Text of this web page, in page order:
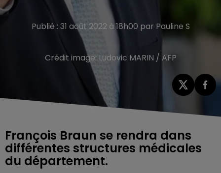
Publié : 31 août 2022 à 18h00 par Pauline S
Crédit image: Ludovic MARIN / AFP
François Braun se rendra dans
différentes structures médicales
du département.